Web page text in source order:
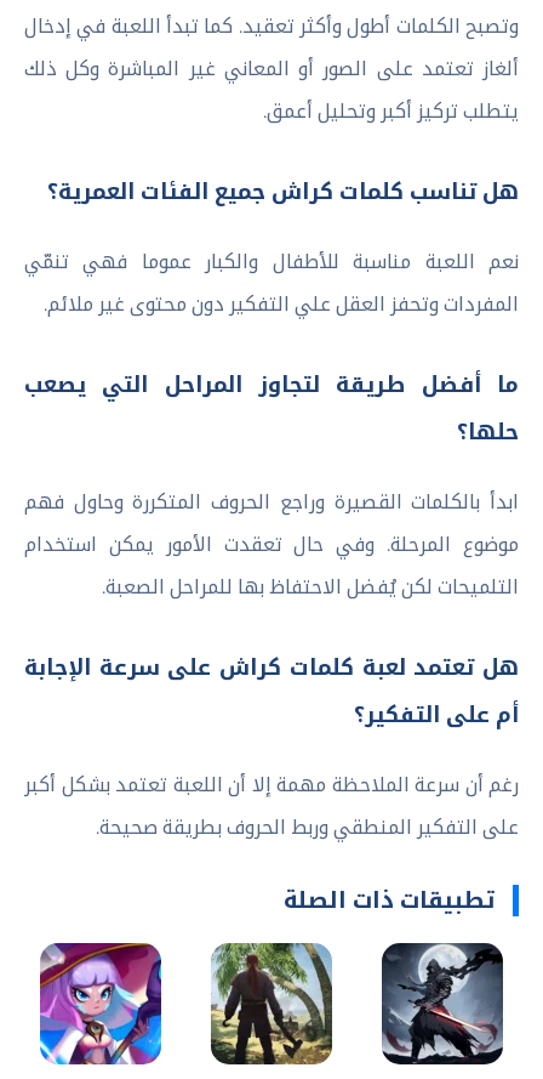
وتصبح الكلمات أطول وأكثر تعقيد. كما تبدأ اللعبة في إدخال
ألغاز تعتمد على الصور أو المعاني غير المباشرة وكل ذلك
يتطلب تركيز أكبر وتحليل أعمق.
هل تناسب كلمات كراش جميع الفئات العمرية؟
نعم اللعبة مناسبة للأطفال والكبار عموما فهي تنمّي
المفردات وتحفز العقل علي التفكير دون محتوى غير ملائم.
ما أفضل طريقة لتجاوز المراحل التي يصعب
حلها؟
ابدأ بالكلمات القصيرة وراجع الحروف المتكررة وحاول فهم
موضوع المرحلة. وفي حال تعقدت الأمور يمكن استخدام
التلميحات لكن يُفضل الاحتفاظ بها للمراحل الصعبة.
هل تعتمد لعبة كلمات كراش على سرعة الإجابة
أم على التفكير؟
رغم أن سرعة الملاحظة مهمة إلا أن اللعبة تعتمد بشكل أكبر
على التفكير المنطقي وربط الحروف بطريقة صحيحة.
تطبيقات ذات الصلة